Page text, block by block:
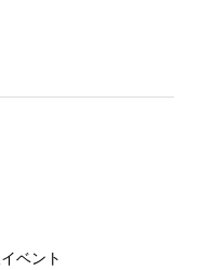
ベント